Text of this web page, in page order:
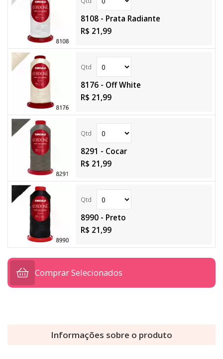
8108 - Prata Radiante
R$ 21,99
8176 - Off White
R$ 21,99
8291 - Cocar
R$ 21,99
8990 - Preto
R$ 21,99
Comprar Selecionados
Informações sobre o produto